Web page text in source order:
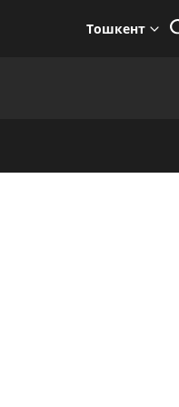
Тошкент